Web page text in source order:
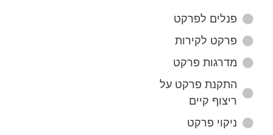
פנלים לפרקט
פרקט לקירות
מדרגות פרקט
התקנת פרקט על
ריצוף קיים
ניקוי פרקט